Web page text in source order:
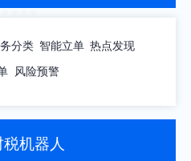
分类 智能立单 热点发现
风险预警
机器人